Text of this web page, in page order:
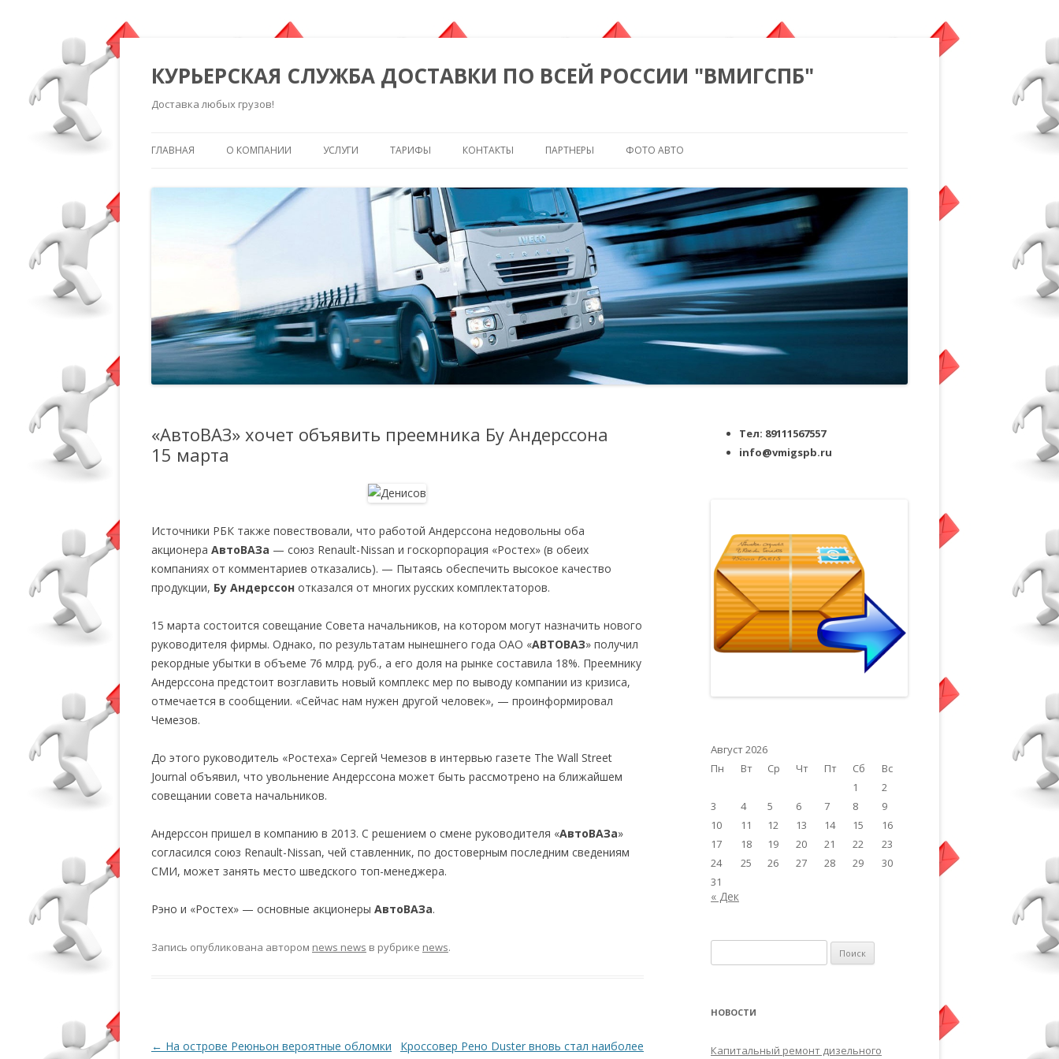
КУРЬЕРСКАЯ СЛУЖБА ДОСТАВКИ ПО ВСЕЙ РОССИИ "ВМИГСПБ"
Доставка любых грузов!
ГЛАВНАЯ О КОМПАНИИ УСЛУГИ ТАРИФЫ КОНТАКТЫ ПАРТНЕРЫ ФОТО АВТО
«АвтоВАЗ» хочет объявить преемника Бу Андерссона
15 марта
Источники РБК также повествовали, что работой Андерссона недовольны оба
акционера АвтоВАЗа — союз Renault-Nissan и госкорпорация «Ростех» (в обеих
компаниях от комментариев отказались). — Пытаясь обеспечить высокое качество
продукции, Бу Андерссон отказался от многих русских комплектаторов.
15 марта состоится совещание Совета начальников, на котором могут назначить нового
руководителя фирмы. Однако, по результатам нынешнего года ОАО «АВТОВАЗ» получил
рекордные убытки в объеме 76 млрд. руб., а его доля на рынке составила 18%. Преемнику
Андерссона предстоит возглавить новый комплекс мер по выводу компании из кризиса,
отмечается в сообщении. «Сейчас нам нужен другой человек», — проинформировал
Чемезов.
До этого руководитель «Ростеха» Сергей Чемезов в интервью газете The Wall Street
Journal объявил, что увольнение Андерссона может быть рассмотрено на ближайшем
совещании совета начальников.
Андерссон пришел в компанию в 2013. С решением о смене руководителя «АвтоВАЗа»
согласился союз Renault-Nissan, чей ставленник, по достоверным последним сведениям
СМИ, может занять место шведского топ-менеджера.
Рэно и «Ростех» — основные акционеры АвтоВАЗа.
Запись опубликована автором news news в рубрике news.
Навигация по записям
← На острове Реюньон вероятные обломки Кроссовер Рено Duster вновь стал наиболее
Тел: 89111567557
info@vmigspb.ru
Август 2026
Пн
Вт Ср Чт Пт Сб
Вс
1
2
3
4 5 6 7 8
9
10
11 12 13 14 15
16
17
18 19 20 21 22
23
24
25 26 27 28 29
30
31
« Дек
НОВОСТИ
Капитальный ремонт дизельного